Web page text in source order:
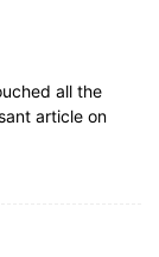
all the
article on